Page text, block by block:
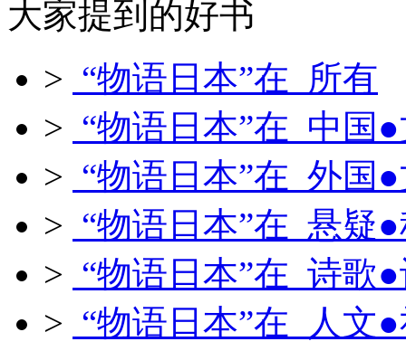
大家提到的好书
> “物语日本”在 所有
> “物语日本”在 中国
> “物语日本”在 外国
> “物语日本”在 悬疑
> “物语日本”在 诗歌
> “物语日本”在 人文